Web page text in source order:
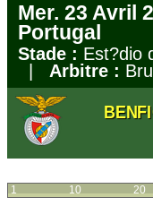
Mer. 23 Avril
Portugal
Stade : Est?dio
Arbitre :
1 10 20